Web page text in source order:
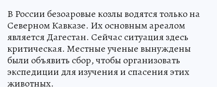
В России безоаровые козлы водятся только на
Северном Кавказе. Их основным ареалом
является Дагестан. Сейчас ситуация здесь
критическая. Местные ученые вынуждены
были объявить сбор, чтобы организовать
экспедиции для изучения и спасения этих
животных.